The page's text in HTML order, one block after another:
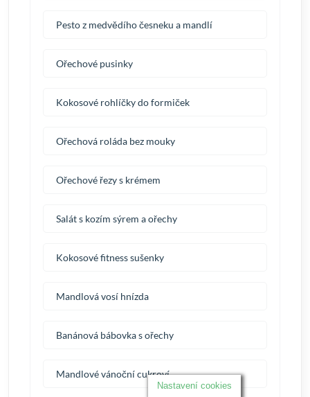
Pesto z medvědího česneku a mandlí
Ořechové pusinky
Kokosové rohlíčky do formiček
Ořechová roláda bez mouky
Ořechové řezy s krémem
Salát s kozím sýrem a ořechy
Kokosové fitness sušenky
Mandlová vosí hnízda
Banánová bábovka s ořechy
Mandlové vánoční cukroví
Nastavení cookies